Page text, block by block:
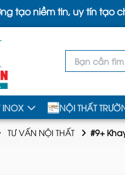
tạo niềm tin, uy tín tạo
INOX NỘI THẤT
TƯ VẤN NỘI THẤT #9+